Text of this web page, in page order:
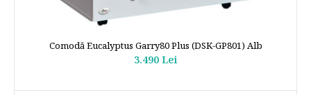
Comodă Eucalyptus Garry80 Plus (DSK-GP801) Alb
3.490 Lei